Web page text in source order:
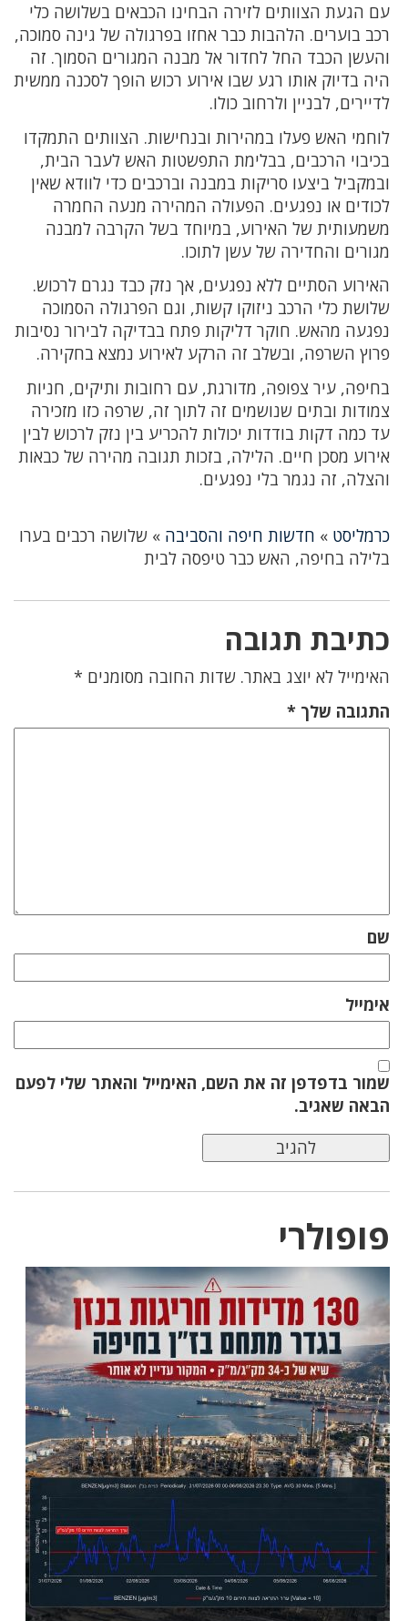
עם הגעת הצוותים לזירה הבחינו הכבאים בשלושה כלי
רכב בוערים. הלהבות כבר אחזו בפרגולה של גינה סמוכה,
והעשן הכבד החל לחדור אל מבנה המגורים הסמוך. זה
היה בדיוק אותו רגע שבו אירוע רכוש הופך לסכנה ממשית
לדיירים, לבניין ולרחוב כולו.
לוחמי האש פעלו במהירות ובנחישות. הצוותים התמקדו
בכיבוי הרכבים, בבלימת התפשטות האש לעבר הבית,
ובמקביל ביצעו סריקות במבנה וברכבים כדי לוודא שאין
לכודים או נפגעים. הפעולה המהירה מנעה החמרה
משמעותית של האירוע, במיוחד בשל הקרבה למבנה
מגורים והחדירה של עשן לתוכו.
האירוע הסתיים ללא נפגעים, אך נזק כבד נגרם לרכוש.
שלושת כלי הרכב ניזוקו קשות, וגם הפרגולה הסמוכה
נפגעה מהאש. חוקר דליקות פתח בבדיקה לבירור נסיבות
פרוץ השרפה, ובשלב זה הרקע לאירוע נמצא בחקירה.
בחיפה, עיר צפופה, מדורגת, עם רחובות ותיקים, חניות
צמודות ובתים שנושמים זה לתוך זה, שרפה כזו מזכירה
עד כמה דקות בודדות יכולות להכריע בין נזק לרכוש לבין
אירוע מסכן חיים. הלילה, בזכות תגובה מהירה של כבאות
והצלה, זה נגמר בלי נפגעים.
כרמליסט » חדשות חיפה והסביבה » שלושה רכבים בערו
בלילה בחיפה, האש כבר טיפסה לבית
כתיבת תגובה
האימייל לא יוצג באתר. שדות החובה מסומנים *
התגובה שלך *
שם
אימייל
שמור בדפדפן זה את השם, האימייל והאתר שלי לפעם
הבאה שאגיב.
פופולרי